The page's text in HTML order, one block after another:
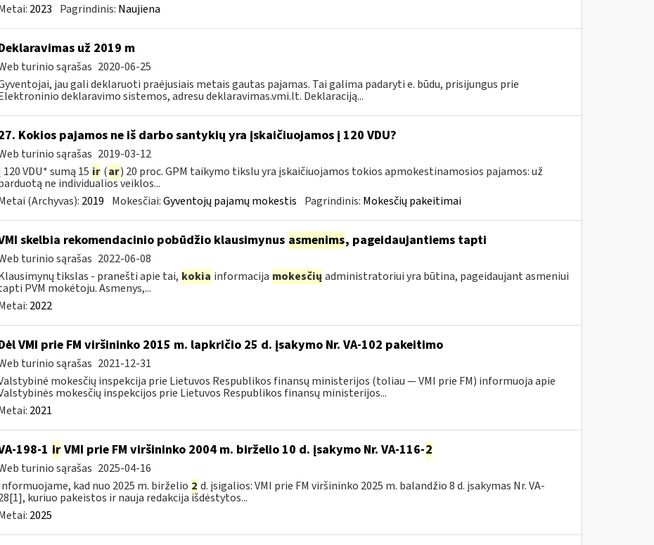
2023 Pagrindinis: Naujiena
už 2019 m
turinio sąrašas 2020-06-25
jau gali deklaruoti praėjusiais metais gautas pajamas. Tai galima padaryti e. būdu, prisijungus prie
deklaravimo sistemos, adresu deklaravimas.vmi.lt. Deklaraciją...
Kokios pajamos ne iš darbo santykių yra įskaičiuojamos į 120 VDU?
turinio sąrašas 2019-03-12
120 VDU* sumą 15 ir (ar) 20 proc. GPM taikymo tikslu yra įskaičiuojamos tokios apmokestinamosios pajamos: už
ne individualios veiklos...
(Archyvas): 2019 Mokesčiai:Gyventojų pajamų mokestis Pagrindinis: Mokesčių pakeitimai
skelbia rekomendacinio pobūdžio klausimynus asmenims, pageidaujantiems tapti
turinio sąrašas 2022-06-08
tikslas - pranešti apie tai, kokia informacija mokesčių administratoriui yra būtina, pageidaujant asmeniui
PVM mokėtoju. Asmenys,...
2022
VMI prie FM viršininko 2015 m. lapkričio 25 d. įsakymo Nr. VA-102 pakeitimo
turinio sąrašas 2021-12-31
mokesčių inspekcija prie Lietuvos Respublikos finansų ministerijos (toliau ― VMI prie FM) informuoja apie
mokesčių inspekcijos prie Lietuvos Respublikos finansų ministerijos...
2021
198-1 irVMI prie FM viršininko 2004 m. birželio 10 d. įsakymo Nr. VA-116-2
turinio sąrašas 2025-04-16
kad nuo 2025 m. birželio 2 d. įsigalios: VMI prie FM viršininko 2025 m. balandžio 8 d. įsakymas Nr. VA-
kuriuo pakeistos ir nauja redakcija išdėstytos...
2025